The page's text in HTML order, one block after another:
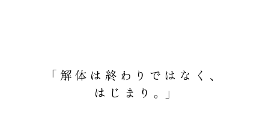
「解体は終わりではなく、
はじまり。」